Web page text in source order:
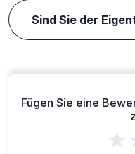
Sind Sie der
Fügen Sie eine